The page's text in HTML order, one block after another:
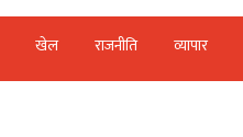
खेल राजनीति व्‍यापार